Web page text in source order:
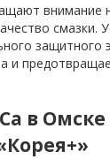
внимание
смазки.
защитного
и
в Омске